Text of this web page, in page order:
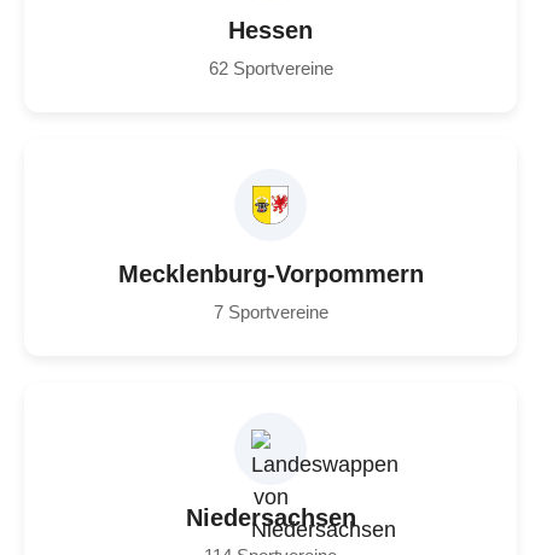
Hessen
62 Sportvereine
Mecklenburg-Vorpommern
7 Sportvereine
Niedersachsen